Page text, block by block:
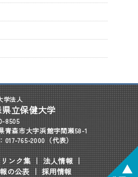
学法人
立保健大学
8505
青森市大字浜館字間瀬58-1
017-765-2000（代表）
リンク集 ｜ 法人情報 ｜
の公表｜採用情報